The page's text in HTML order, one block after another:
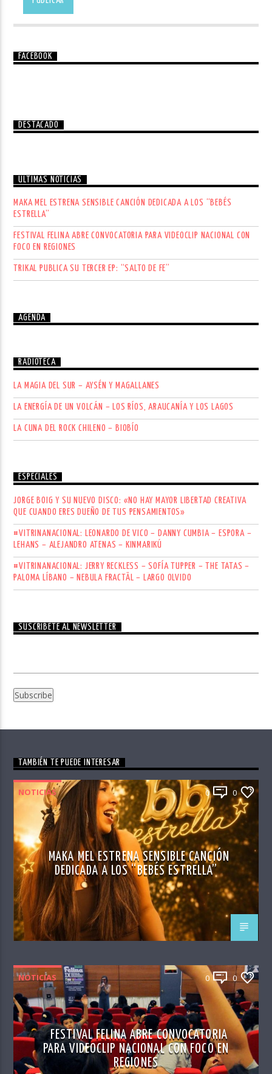
FACEBOOK
DESTACADO
ÚLTIMAS NOTICIAS
MAKA MEL ESTRENA SENSIBLE CANCIÓN DEDICADA A LOS “BEBÉS
ESTRELLA”
FESTIVAL FELINA ABRE CONVOCATORIA PARA VIDEOCLIP NACIONAL CON
FOCO EN REGIONES
TRIKAL PUBLICA SU TERCER EP: “SALTO DE FE”
AGENDA
RADIOTECA
LA MAGIA DEL SUR – AYSÉN Y MAGALLANES
LA ENERGÍA DE UN VOLCÁN – LOS RÍOS, ARAUCANÍA Y LOS LAGOS
LA CUNA DEL ROCK CHILENO – BIOBÍO
ESPECIALES
JORGE BOIG Y SU NUEVO DISCO: «NO HAY MAYOR LIBERTAD CREATIVA
QUE CUANDO ERES DUEÑO DE TUS PENSAMIENTOS»
#VITRINANACIONAL: LEONARDO DE VICO – DANNY CUMBIA – ESPORA –
LEHANS – ALEJANDRO ATENAS – KINMARIKÚ
#VITRINANACIONAL: JERRY RECKLESS – SOFÍA TUPPER – THE TATAS –
PALOMA LÍBANO – NEBULA FRACTÄL – LARGO OLVIDO
SUSCRÍBETE AL NEWSLETTER
TAMBIÉN TE PUEDE INTERESAR
NOTICIAS 0 0
MAKA MEL ESTRENA SENSIBLE CANCIÓN
DEDICADA A LOS “BEBÉS ESTRELLA”
NOTICIAS 0 0
FESTIVAL FELINA ABRE CONVOCATORIA
PARA VIDEOCLIP NACIONAL CON FOCO EN
REGIONES